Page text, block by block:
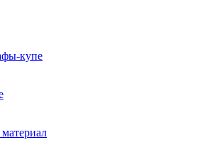
купе